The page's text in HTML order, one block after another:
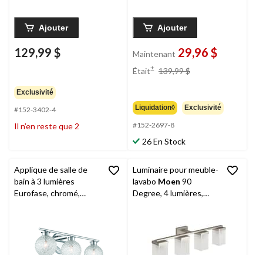
Ajouter
129,99 $
Exclusivité
#152-3402-4
Il n’en reste que 2
Ajouter
Maintenant 29,96 $
Était± 139,99 $
Liquidation◊ Exclusivité
#152-2697-8
26 En Stock
Applique de salle de
bain à 3 lumières
Eurofase, chromé,
Luminaire pour meuble-
lavabo Moen 90
Degree, 4 lumières,